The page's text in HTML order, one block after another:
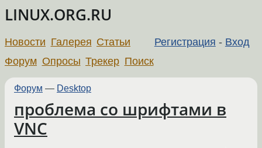
LINUX.ORG.RU
Регистрация - Вход
Новости Галерея Статьи
Форум Опросы Трекер Поиск
Форум — Desktop
проблема со шрифтами в
VNC